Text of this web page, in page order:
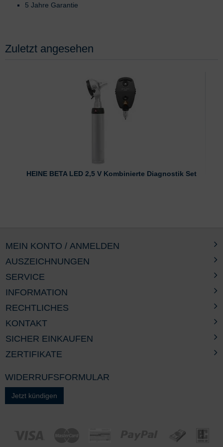
5 Jahre Garantie
Zuletzt angesehen
HEINE BETA LED 2,5 V Kombinierte Diagnostik Set
AUSZEICHNUNGEN
SERVICE
INFORMATION
RECHTLICHES
MEIN KONTO / ANMELDEN
KONTAKT
SICHER EINKAUFEN
ZERTIFIKATE
WIDERRUFSFORMULAR
Jetzt kündigen